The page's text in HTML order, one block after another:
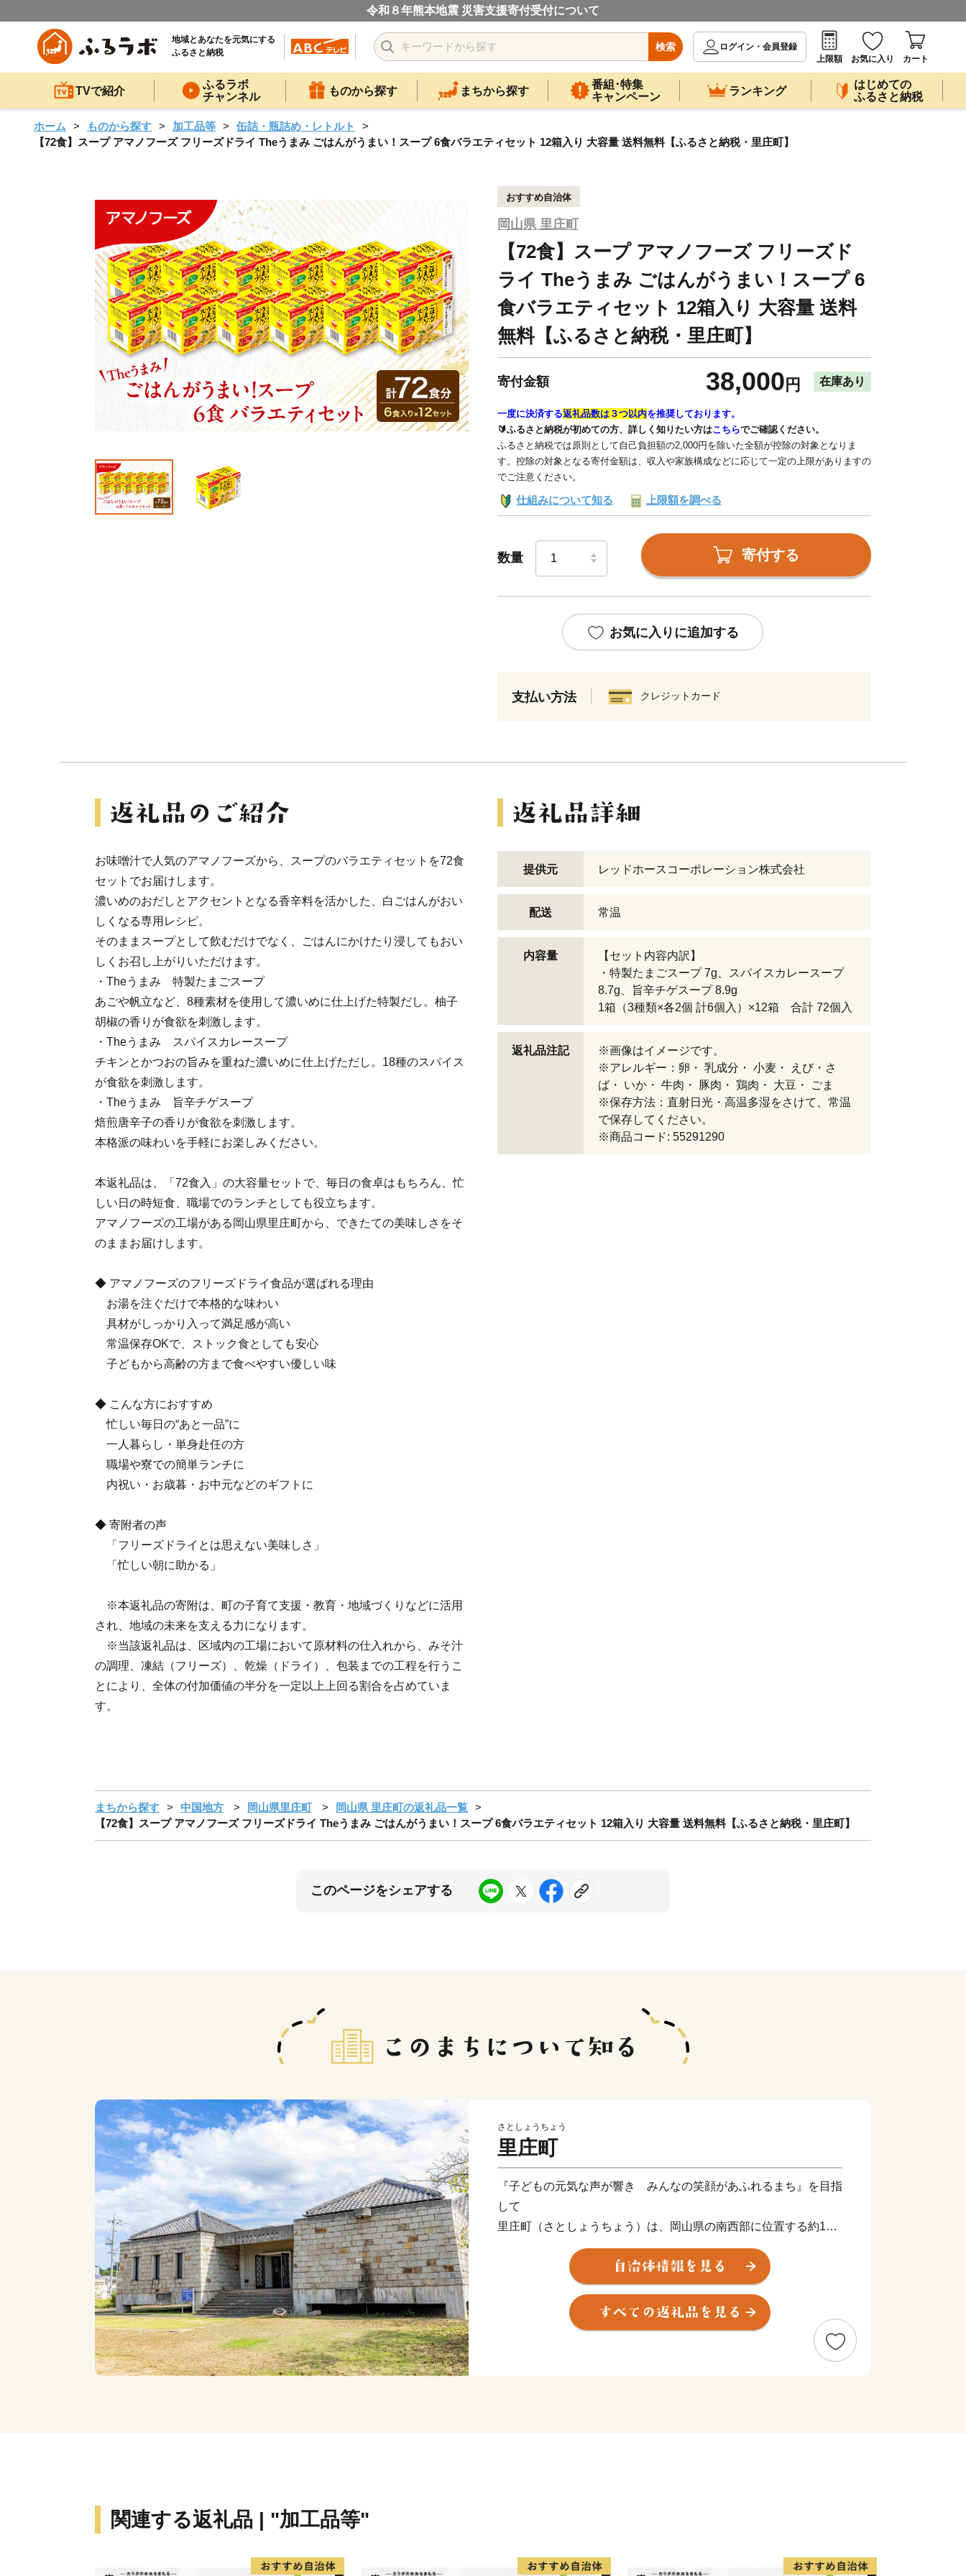
令和８年熊本地震 災害支援寄付受付について
地域とあなたを元気にする
ふるさと納税
検索
ログイン・会員登録
上限額
お気に入り カート
TVで紹介
ふるラボ
チャンネル
ものから探す まちから探す
番組･特集
キャンペーン
ランキング
はじめての
ふるさと納税
ホーム ものから探す 加工品等
缶詰・瓶詰め・レトルト
【72食】スープ アマノフーズ フリーズドライ Theうまみ ごはんがうまい！スープ 6食バラエティセット 12箱入り 大容量 送料無料【ふるさと納税・里庄町】
おすすめ自治体
岡山県 里庄町
【72食】スープ アマノフーズ フリーズド
ライ Theうまみ ごはんがうまい！スープ 6
食バラエティセット 12箱入り 大容量 送料
無料【ふるさと納税・里庄町】
寄付金額 38,000 円 在庫あり
一度に決済する返礼品数は３つ以内を推奨しております。
🔰ふるさと納税が初めての方、詳しく知りたい方はこちらでご確認ください。
ふるさと納税では原則として自己負担額の2,000円を除いた全額が控除の対象となりま
す。控除の対象となる寄付金額は、収入や家族構成などに応じて一定の上限がありますの
でご注意ください。
仕組みについて知る 上限額を調べる
数量 寄付する
お気に入りに追加する
支払い方法 クレジットカード
お味噌汁で人気のアマノフーズから、スープのバラエティセットを72食
セットでお届けします。
濃いめのおだしとアクセントとなる香辛料を活かした、白ごはんがおい
しくなる専用レシピ。
そのままスープとして飲むだけでなく、ごはんにかけたり浸してもおい
しくお召し上がりいただけます。
・Theうまみ 特製たまごスープ
あごや帆立など、8種素材を使用して濃いめに仕上げた特製だし。柚子
胡椒の香りが食欲を刺激します。
・Theうまみ スパイスカレースープ
チキンとかつおの旨みを重ねた濃いめに仕上げただし。18種のスパイス
が食欲を刺激します。
・Theうまみ 旨辛チゲスープ
焙煎唐辛子の香りが食欲を刺激します。
本格派の味わいを手軽にお楽しみください。
本返礼品は、「72食入」の大容量セットで、毎日の食卓はもちろん、忙
しい日の時短食、職場でのランチとしても役立ちます。
アマノフーズの工場がある岡山県里庄町から、できたての美味しさをそ
のままお届けします。
◆ アマノフーズのフリーズドライ食品が選ばれる理由
お湯を注ぐだけで本格的な味わい
具材がしっかり入って満足感が高い
常温保存OKで、ストック食としても安心
子どもから高齢の方まで食べやすい優しい味
◆ こんな方におすすめ
忙しい毎日の“あと一品”に
一人暮らし・単身赴任の方
職場や寮での簡単ランチに
内祝い・お歳暮・お中元などのギフトに
◆ 寄附者の声
「フリーズドライとは思えない美味しさ」
「忙しい朝に助かる」
※本返礼品の寄附は、町の子育て支援・教育・地域づくりなどに活用
され、地域の未来を支える力になります。
※当該返礼品は、区域内の工場において原材料の仕入れから、みそ汁
の調理、凍結（フリーズ）、乾燥（ドライ）、包装までの工程を行うこ
とにより、全体の付加価値の半分を一定以上上回る割合を占めていま
す。
提供元 レッドホースコーポレーション株式会社
配送 常温
内容量
【セット内容内訳】
・特製たまごスープ 7g、スパイスカレースープ
8.7g、旨辛チゲスープ 8.9g
1箱（3種類×各2個 計6個入）×12箱 合計 72個入
返礼品注記
※画像はイメージです。
※アレルギー：卵・ 乳成分・ 小麦・ えび・さ
ば・ いか・ 牛肉・ 豚肉・ 鶏肉・ 大豆・ ごま
※保存方法：直射日光・高温多湿をさけて、常温
で保存してください。
※商品コード: 55291290
まちから探す 中国地方 岡山県里庄町
岡山県 里庄町の返礼品一覧
【72食】スープ アマノフーズ フリーズドライ Theうまみ ごはんがうまい！スープ 6食バラエティセット 12箱入り 大容量 送料無料【ふるさと納税・里庄町】
このページをシェアする
さとしょうちょう
里庄町
『子どもの元気な声が響き みんなの笑顔があふれるまち』を目指
して
里庄町（さとしょうちょう）は、岡山県の南西部に位置する約12
㎢のコンパクトな町です。
瀬戸内海特有の温暖な気候と豊かな自然に恵まれ、四季折々に町を
彩る花々が、訪れる人の心を和ませています。
中でも教育、文化の振興に積極的に取り組み、町内には図書館や文
化ホールといった県下でも有数の施設が整っています。
コンパクトな町だからこそできる魅力あるまちづくりを続け、人口
関連する返礼品 | "加工品等"